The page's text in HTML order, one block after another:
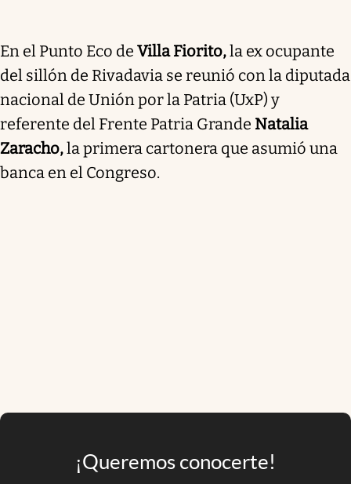
En el Punto Eco de Villa Fiorito,la ex ocupante
del sillón de Rivadavia se reunió con la diputada
nacional de Unión por la Patria (UxP) y
referente del Frente Patria Grande Natalia
Zaracho,la primera cartonera que asumió una
banca en el Congreso.
¡Queremos conocerte!